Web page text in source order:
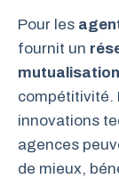
Pour les
fournit un
mutualisation
compétitivité.
innovations
agences
de mieux,